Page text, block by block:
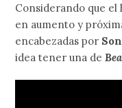
Considerando que el
en aumento y
encabezadas por
idea tener una de